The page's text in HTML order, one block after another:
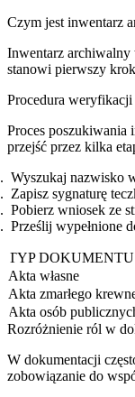
Czym jest inwentarz
Inwentarz archiwalny
stanowi pierwszy
Procedura
Proces poszukiwania
przejść przez kilka
Wyszukaj nazwisko
Zapisz sygnaturę
Pobierz wniosek ze
Prześlij wypełnione
TYP DOKUMENTU
Akta własne
Akta zmarłego
Akta osób
Rozróżnienie ról w
W dokumentacji
zobowiązanie do